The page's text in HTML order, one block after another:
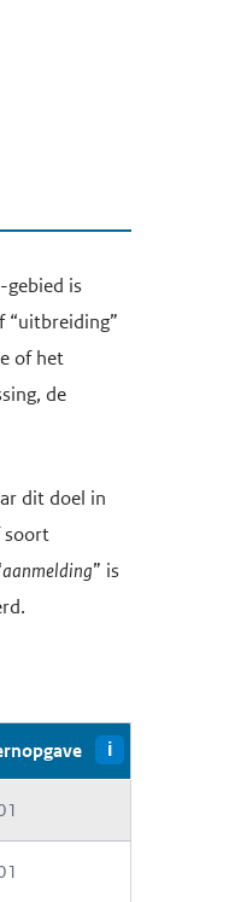
is
“uitbreiding”
of het
de
dit doel in
soort
aanmelding” is
i